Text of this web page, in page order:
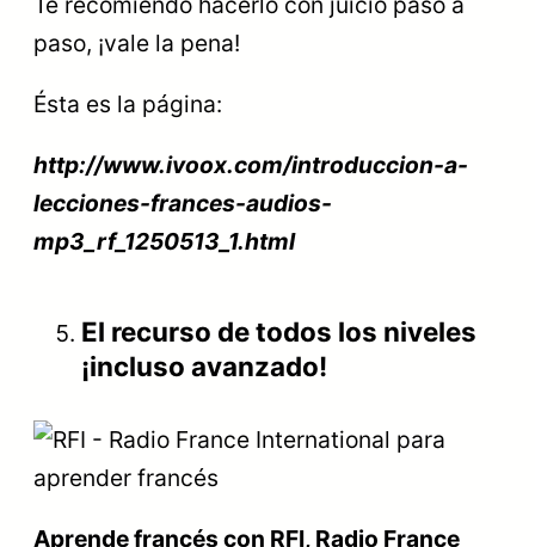
paso, ¡vale la pena!
Ésta es la página:
http://www.ivoox.com/introduccion-a-
lecciones-frances-audios-
mp3_rf_1250513_1.html
El recurso de todos los niveles
¡incluso avanzado!
Aprende francés con RFI, Radio France